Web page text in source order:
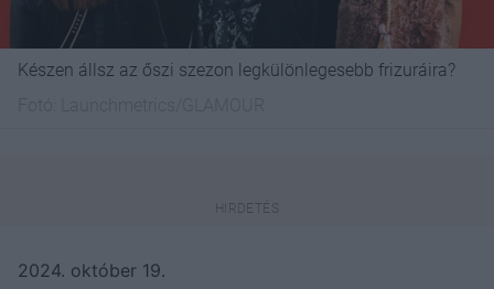
Készen állsz az őszi szezon legkülönlegesebb frizuráira?
2024. október 19.